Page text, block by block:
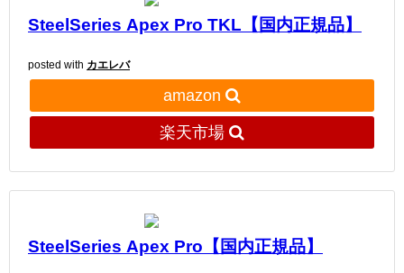
SteelSeries Apex Pro TKL【国内正規品】
posted with カエレバ
amazon
楽天市場
SteelSeries Apex Pro【国内正規品】